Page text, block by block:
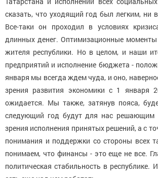
сказать, что уходящий год был легким, ни
Все-таки он проходил в условиях
длинных денег. Оптимизационные
жителя республики. Но в целом, и наши
предприятий и исполнение бюджета -
января мы всегда ждем чуда, и оно,
зрения развития экономики с 1 января
ожидается. Мы также, затянув пояса,
следующий год будут для нас решающим
зрения исполнения принятых решений, а с
понимания и поддержки со стороны всех
понимаем, что финансы - это еще не все.
политическая стабильность в